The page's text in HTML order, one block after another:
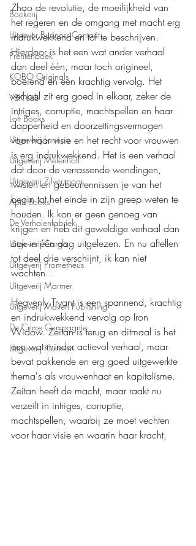
Boekerij
Uitgever Business Contact
Prentenboek
KOBO Originals
VBK Lab
Loft Books
Uitgeverij Lannoo
Uitgeverij Melenhoff
Uitgeverij Zilverspoor
April Books
De Verhalenfabriek
Uitgeverij Cargo
Uitgeverij Prometheus
Uitgeverij Marmer
Uitgeverij Maven Publishing
De Crime Compagnie
Uitgeverij Kluitman
Zhao de revolutie, de moeilijkheid van
het regeren en de omgang met macht erg
indrukwekkend en tof te beschrijven.
Hierdoor is het een wat ander verhaal
dan deel één, maar toch origineel,
boeiend en een krachtig vervolg. Het
verhaal zit erg goed in elkaar, zeker de
intriges, corruptie, machtspellen en haar
dapperheid en doorzettingsvermogen
voor haar visie en het recht voor vrouwen
is erg indrukwekkend. Het is een verhaal
dat door de verrassende wendingen,
twisten en gebeurtennissen je van het
begin tot het einde in zijn greep weten te
houden. Ik kon er geen genoeg van
krijgen en heb dit geweldige verhaal dan
ook in één dag uitgelezen. En nu aftellen
tot deel drie verschijnt, ik kan niet
wachten...
Heavenly Tryant is een spannend, krachtig
en indrukwekkend vervolg op Iron
Widow. Zeitan is terug en ditmaal is het
een wat minder actievol verhaal, maar
bevat pakkende en erg goed uitgewerkte
thema's als vrouwenhaat en kapitalisme.
Zeitan heeft de macht, maar raakt nu
verzeilt in intriges, corruptie,
machtspellen, waarbij ze moet vechten
voor haar visie en waarin haar kracht,